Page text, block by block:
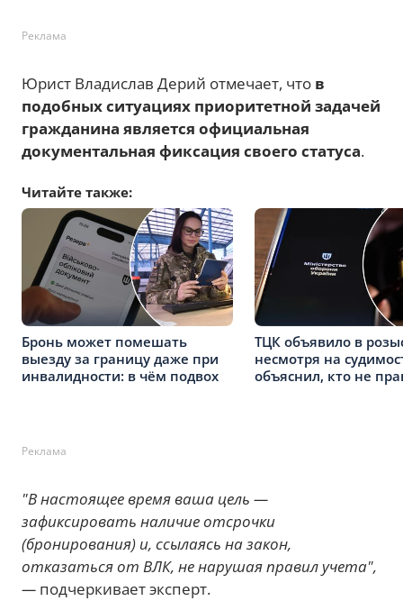
Реклама
Юрист Владислав Дерий отмечает, что в
подобных ситуациях приоритетной задачей
гражданина является официальная
документальная фиксация своего статуса.
Читайте также:
Бронь может помешать
выезду за границу даже при
инвалидности: в чём подвох
ТЦК объявило в
несмотря на
объяснил, кто не
Реклама
"В настоящее время ваша цель —
зафиксировать наличие отсрочки
(бронирования) и, ссылаясь на закон,
отказаться от ВЛК, не нарушая правил учета",
— подчеркивает эксперт.